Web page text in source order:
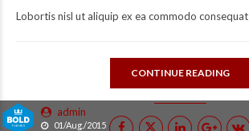
admin
01/Aug./2015
Lobortis nisl ut aliquip ex ea commodo consequat
CONTINUE READING